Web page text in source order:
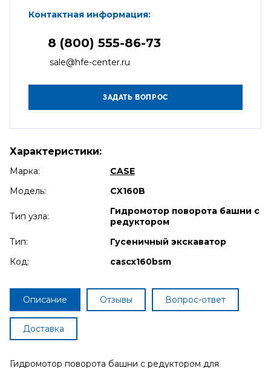
Контактная информация:
8 (800) 555-86-73
sale@hfe-center.ru
Характеристики:
Марка:
CASE
Модель:
CX160B
Тип узла:
Гидромотор поворота башни с
редуктором
Тип:
Гусеничный экскаватор
Код:
cascx160bsm
Описание Отзывы Вопрос-ответ
Доставка
Гидромотор поворота башни с редуктором для